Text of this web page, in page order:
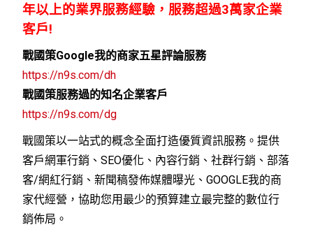
年以上的業界服務經驗，服務超過3萬家企業
客戶!
戰國策Google我的商家五星評論服務
https://n9s.com/dh
戰國策服務過的知名企業客戶
https://n9s.com/dg
戰國策以一站式的概念全面打造優質資訊服務。提供
客戶網軍行銷、SEO優化、內容行銷、社群行銷、部落
客/網紅行銷、新聞稿發佈媒體曝光、GOOGLE我的商
家代經營，協助您用最少的預算建立最完整的數位行
銷佈局。